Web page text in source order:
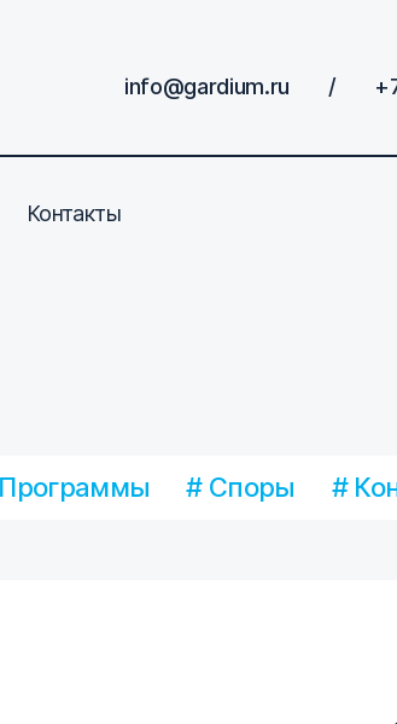
дом 2
info@gardium.ru /
Контакты
# Споры #